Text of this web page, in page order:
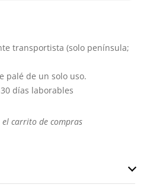
transportista (solo península;
palé de un solo uso.
días laborables
el carrito de compras